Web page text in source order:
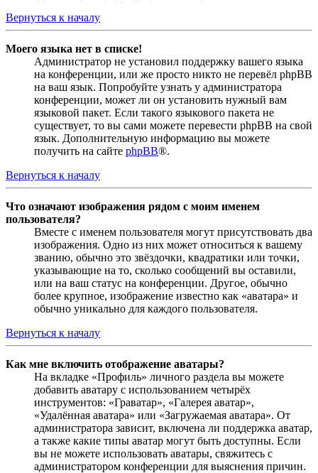
Вернуться к началу
Моего языка нет в списке!
Администратор не установил поддержку вашего языка
на конференции, или же просто никто не перевёл phpBB
на ваш язык. Попробуйте узнать у администратора
конференции, может ли он установить нужный вам
языковой пакет. Если такого языкового пакета не
существует, то вы сами можете перевести phpBB на свой
язык. Дополнительную информацию вы можете
получить на сайте phpBB®.
Вернуться к началу
Что означают изображения рядом с моим именем
пользователя?
Вместе с именем пользователя могут присутствовать два
изображения. Одно из них может относиться к вашему
званию, обычно это звёздочки, квадратики или точки,
указывающие на то, сколько сообщений вы оставили,
или на ваш статус на конференции. Другое, обычно
более крупное, изображение известно как «аватара» и
обычно уникально для каждого пользователя.
Вернуться к началу
Как мне включить отображение аватары?
На вкладке «Профиль» личного раздела вы можете
добавить аватару с использованием четырёх
инструментов: «Граватар», «Галерея аватар»,
«Удалённая аватара» или «Загружаемая аватара». От
администратора зависит, включена ли поддержка аватар,
а также какие типы аватар могут быть доступны. Если
вы не можете использовать аватары, свяжитесь с
администратором конференции для выяснения причин.